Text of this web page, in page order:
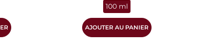
100 ml
AJOUTER AU PANIER